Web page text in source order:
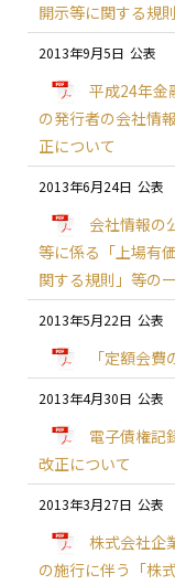
開示等に関する規
2013年9月5日
平成24年金
の発行者の会社情
正について
2013年6月24日
会社情報の
等に係る「上場有
関する規則」等の
2013年5月22日
「定額会
2013年4月30日
電子債権記
改正について
2013年3月27日
株式会社企
の施行に伴う「株